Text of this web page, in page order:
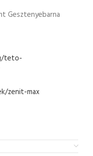
Gesztenyebarna
teto-
zenit-max